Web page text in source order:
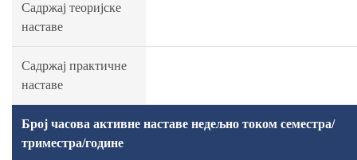
Садржај теоријске
наставе
Садржај практичне
наставе
Број часова активне наставе недељно током семестра/
триместра/године